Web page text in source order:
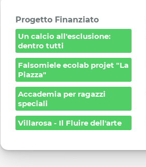
Progetto Finanziato
Un calcio all'esclusione:
dentro tutti
Falsomiele ecolab projet "La
Piazza"
Accademia per ragazzi
speciali
Villarosa - Il Fluire dell'arte